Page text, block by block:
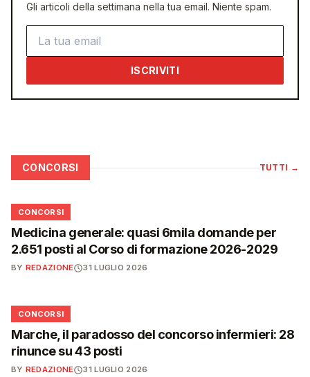
Gli articoli della settimana nella tua email. Niente spam.
ISCRIVITI
CONCORSI TUTTI →
📋
CONCORSI
Medicina generale: quasi 6mila domande per
2.651 posti al Corso di formazione 2026-2029
BY REDAZIONE 31 LUGLIO 2026
📋
CONCORSI
Marche, il paradosso del concorso infermieri: 28
rinunce su 43 posti
BY REDAZIONE 31 LUGLIO 2026